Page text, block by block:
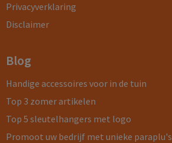
Privacyverklaring
Disclaimer
Blog
Handige accessoires voor in de tuin
Top 3 zomer artikelen
Top 5 sleutelhangers met logo
Promoot uw bedrijf met unieke paraplu's